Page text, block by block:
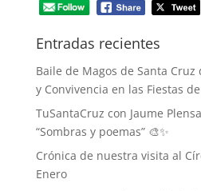
Entradas recientes
Baile de Magos de Santa
y Convivencia en las Fiestas
TuSantaCruz con Jaume
“Sombras y poemas” 🎨✨
Crónica de nuestra visita al
Enero